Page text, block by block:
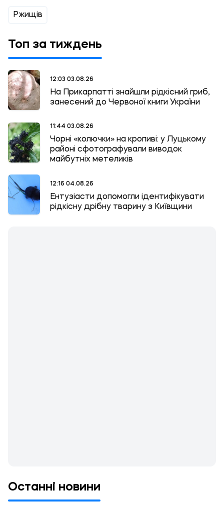
Ржищів
Топ за тиждень
12:03 03.08.26
На Прикарпатті знайшли рідкісний гриб,
занесений до Червоної книги України
11:44 03.08.26
Чорні «колючки» на кропиві: у Луцькому
районі сфотографували виводок
майбутніх метеликів
12:16 04.08.26
Ентузіасти допомогли ідентифікувати
рідкісну дрібну тварину з Київщини
Останні новини